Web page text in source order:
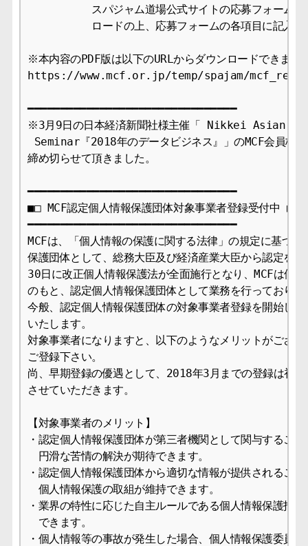
スパジャム道場公式サイトの応募フォームにア
ロードの上、応募フォームの各項目に記入して
※本内容のPDF版は以下のURLからダウンロードできます
https://www.mcf.or.jp/temp/spajam/
━━━━━━━━━━━━━━━━━━━━━━━━━━━━━━━━
※3月9日の日本経済新聞社様主催「 Nikkei Asian
Seminar『2018年のデータビジネス』」のMCF会員枠
締め切らせて頂きました。
━━━━━━━━━━━━━━━━━━━━━━━━━━━━━━━━
■□ MCF認定個人情報保護団体対象事業者登録受付中 ■□
━━━━━━━━━━━━━━━━━━━━━━━━━━━━━━━━
MCFは、「個人情報の保護に関する法律」の規定に基づき
保護団体として、総務大臣及び経済産業大臣から認定を
30日に改正個人情報保護法が全面施行となり、MCFは個
のもと、認定個人情報保護団体として業務を行っておりま
今般、認定個人情報保護団体の対象事業者登録を開始し
いたします。
対象事業者になりますと、以下のようなメリットがござ
ご登録下さい。
尚、早期登録の優遇として、2018年3月までの登録は初
させていただきます。
【対象事業者のメリット】
・認定個人情報保護団体が第三者機関として関与するこ
円滑な苦情の解決が期待できます。
・認定個人情報保護団体から適切な情報が提供されるこ
個人情報保護の取組が維持できます。
・業界の特性に応じた自主ルールである個人情報保護指
できます。
・個人情報等の事故が発生した場合、個人情報保護委員